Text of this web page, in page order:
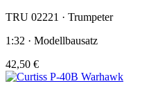
TRU 02221 · Trumpeter
1:32 · Modellbausatz
42,50 €